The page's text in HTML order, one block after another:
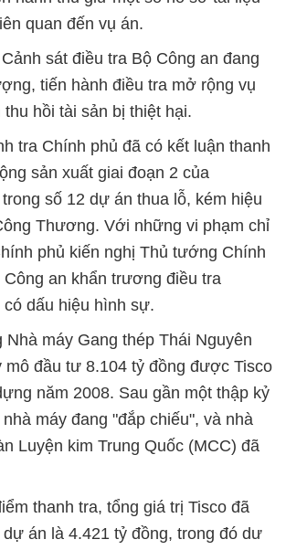
quan đến vụ án.
sát điều tra Bộ Công an đang
tiến hành điều tra mở rộng vụ
hồi tài sản bị thiệt hại.
tra Chính phủ đã có kết luận thanh
sản xuất giai đoạn 2 của
số 12 dự án thua lỗ, kém hiệu
Thương. Với những vi phạm chỉ
phủ kiến nghị Thủ tướng Chính
Công an khẩn trương điều tra
dấu hiệu hình sự.
máy Gang thép Thái Nguyên
mô đầu tư 8.104 tỷ đồng được Tisco
năm 2008. Sau gần một thập kỷ
máy đang "đắp chiếu", và nhà
Luyện kim Trung Quốc (MCC) đã
thanh tra, tổng giá trị Tisco đã
án là 4.421 tỷ đồng, trong đó dư